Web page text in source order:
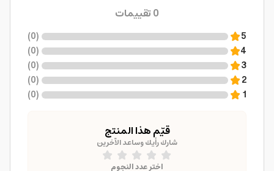
0تقييمات
5
(
0
)
4
(
0
)
3
(
0
)
2
(
0
)
1
(
0
)
قيّم هذا المنتج
شارك رأيك وساعد الآخرين
اختر عدد النجوم